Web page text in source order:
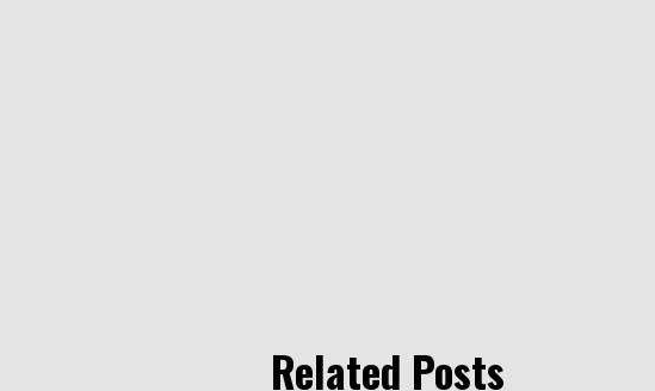
Related Posts